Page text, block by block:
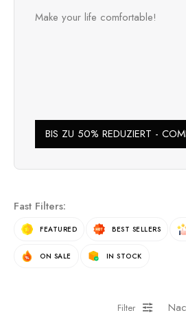
Make your life comfortable!
BIS ZU 50% REDUZIERT -
Fast Filters:
FEATURED BEST SELLERS
ON SALE IN STOCK
Filter